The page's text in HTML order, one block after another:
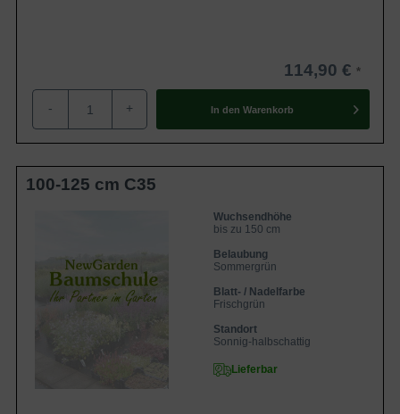
114,90 €
- + In den Warenkorb
100-125 cm C35
Wuchsendhöhe
bis zu 150 cm
Belaubung
Sommergrün
Blatt- / Nadelfarbe
Frischgrün
Standort
Sonnig-halbschattig
Lieferbar